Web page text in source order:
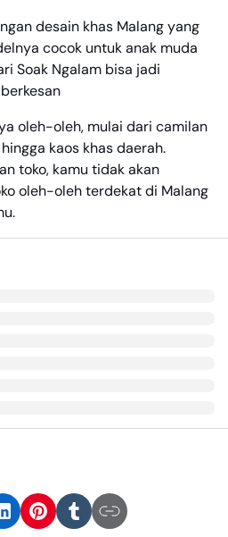
desain khas Malang yang
cocok untuk anak muda
Soak Ngalam bisa jadi
oleh-oleh, mulai dari camilan
kaos khas daerah.
toko, kamu tidak akan
oleh-oleh terdekat di Malang